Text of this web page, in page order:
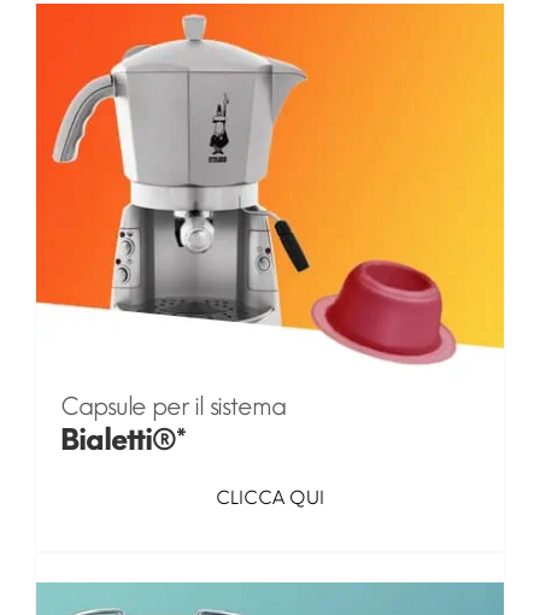
Capsule per il sistema
Bialetti®*
CLICCA QUI